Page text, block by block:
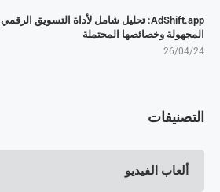
AdShift.app: تحليل شامل لأداة التسويق الرقمي
المجهولة وخصائصها المحتملة
26/04/24
التصنيفات
ألعاب الفيديو